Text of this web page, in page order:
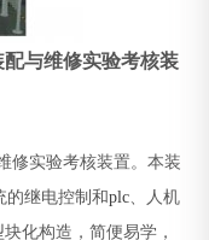
与维修实验考核装
修实验考核装置。本装
的继电控制和plc、人机
块化构造，简便易学，